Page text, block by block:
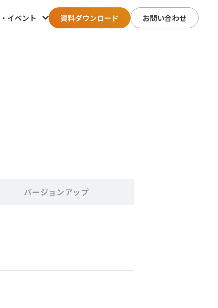
イベント 資料ダウンロード お問い合わせ
バージョンアップ